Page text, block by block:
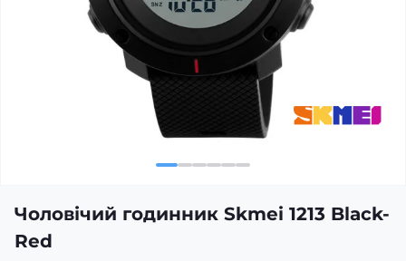
Чоловічий годинник Skmei 1213 Black-
Red